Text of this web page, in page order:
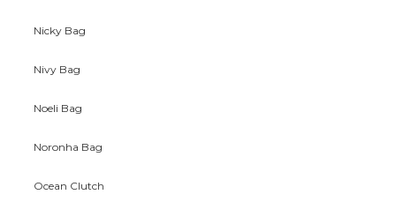
Nicky Bag
Nivy Bag
Noeli Bag
Noronha Bag
Ocean Clutch